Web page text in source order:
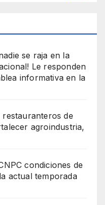
se raja en la
Le responden
informativa en la
restauranteros de
agroindustria,
condiciones de
actual temporada